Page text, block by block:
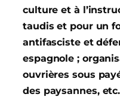
culture et à
taudis et pour un
antifasciste et
espagnole ;
ouvrières sous
des paysannes, etc.